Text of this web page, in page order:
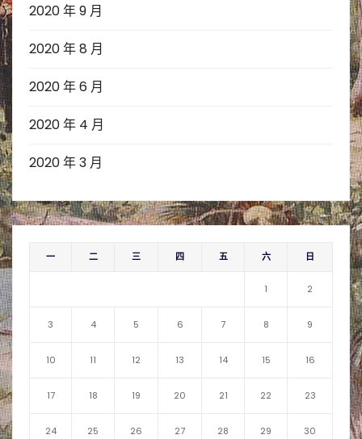
2020 年 9 月
2020 年 8 月
2020 年 6 月
2020 年 4 月
2020 年 3 月
一 二 三 四 五 六 日
1 2
3 4 5 6 7 8 9
10 11 12 13 14 15 16
17 18 19 20 21 22 23
24 25 26 27 28 29 30